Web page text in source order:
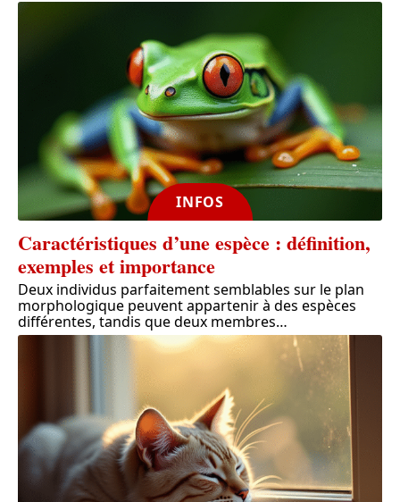
INFOS
Caractéristiques d’une espèce : définition,
exemples et importance
Deux individus parfaitement semblables sur le plan
morphologique peuvent appartenir à des espèces
différentes, tandis que deux membres…